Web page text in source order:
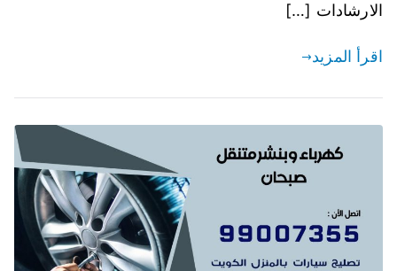
الارشادات […]
اقرأ المزيد